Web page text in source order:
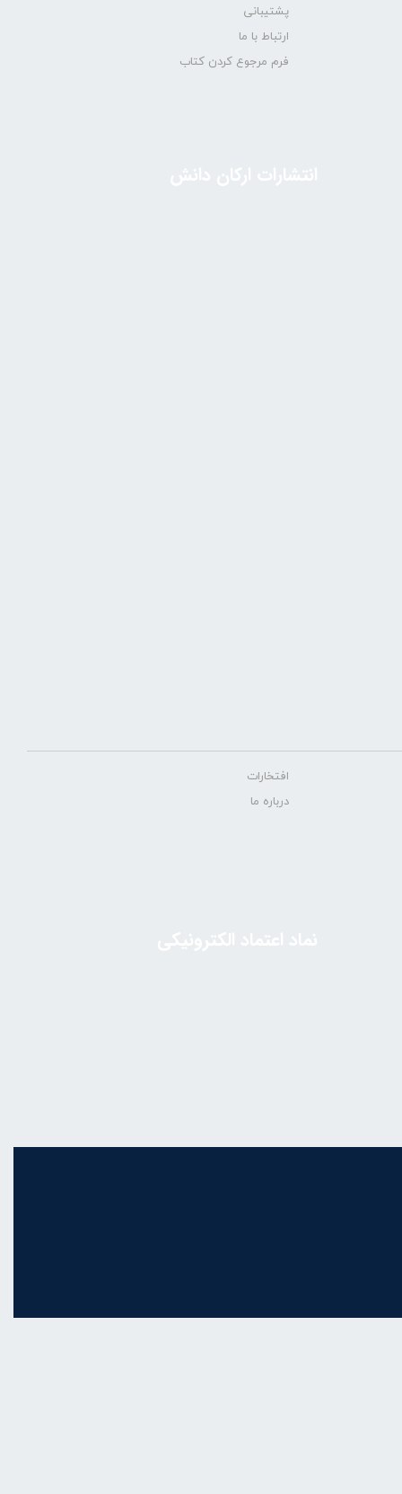
پشتیبانی
ارتباط با ما
فرم مرجوع کردن کتاب
افتخارات
درباره ما